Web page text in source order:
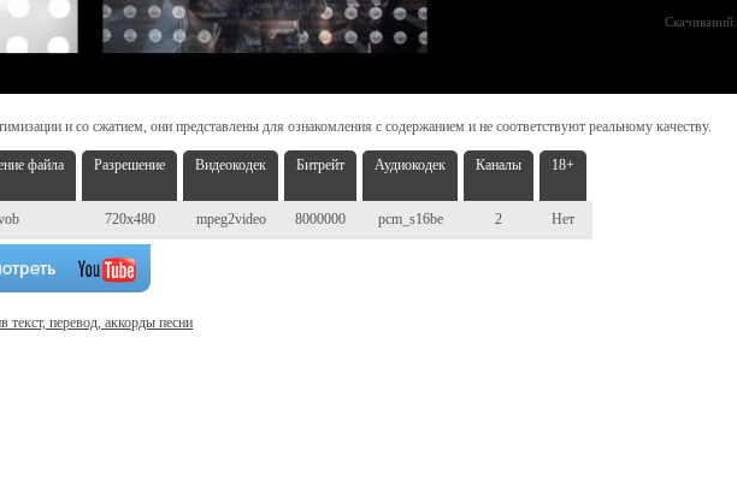
Скачиваний:
и со сжатием, они представлены для ознакомления с содержанием и не соответствуют реальному качеству.
файла Разрешение Видеокодек Битрейт Аудиокодек Каналы 18+
720x480 mpeg2video 8000000 pcm_s16be 2 Нет
перевод, аккорды песни